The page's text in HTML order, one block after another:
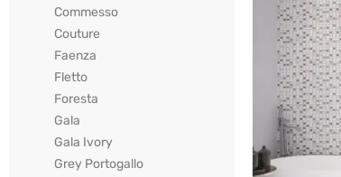
Commesso
Couture
Faenza
Fletto
Foresta
Gala
Gala Ivory
Grey Portogallo